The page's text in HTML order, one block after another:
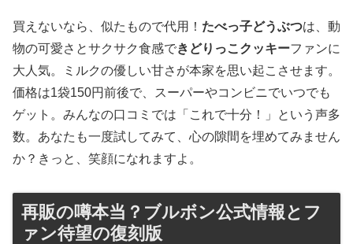
買えないなら、似たもので代用！ たべっ子どうぶつは、動
物の可愛さとサクサク食感できどりっこクッキーファンに
大人気。ミルクの優しい甘さが本家を思い起こさせます。
価格は1袋150円前後で、スーパーやコンビニでいつでも
ゲット。みんなの口コミでは「これで十分！」という声多
数。あなたも一度試してみて、心の隙間を埋めてみません
か？きっと、笑顔になれますよ。
再販の噂本当？ブルボン公式情報とフ
ァン待望の復刻版